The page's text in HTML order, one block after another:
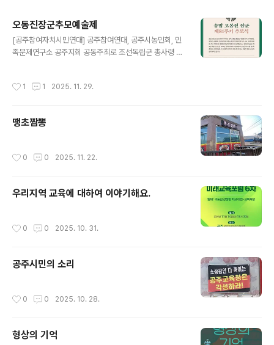
오동진장군추모예술제
[공주참여자치시민연대] 공주참여연대, 공주시농민회, 민
족문제연구소 공주지회 공동주최로 조선독립군 총사령 송
공주 금강교 남쪽 공산성 곰탑 무대3. 내용 : 추모예술제와
군은 평안북도 출생으로 독립전쟁기(일제강점기) 김좌진,
무소에서 순국하시어 공주와 인연을 맺으셨습니다. 그 위
ttps://www.dailyc..
1 1 2025. 11. 29.
땡초짬뽕
0 0 2025. 11. 22.
우리지역 교육에 대하여 이야기해요.
0 0 2025. 10. 31.
공주시민의 소리
0 0 2025. 10. 28.
형상의 기억